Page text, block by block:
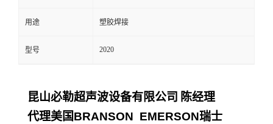
用途 塑胶焊接
型号 2020
昆山必勒超声波设备有限公司 陈经理
代理美国BRANSON EMERSON瑞士